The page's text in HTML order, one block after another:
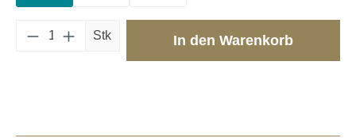
Produkt Anzahl: Gib den gewünschten
Stk In den Warenkorb